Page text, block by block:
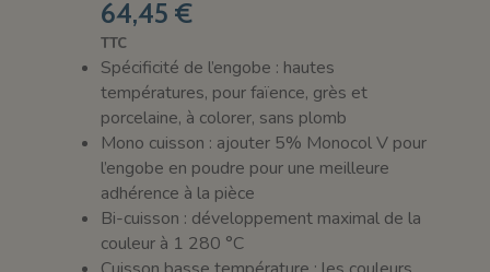
64,45 €
TTC
Spécificité de l’engobe : hautes
températures, pour faïence, grès et
porcelaine, à colorer, sans plomb
Mono cuisson : ajouter 5% Monocol V pour
l’engobe en poudre pour une meilleure
adhérence à la pièce
Bi-cuisson : développement maximal de la
couleur à 1 280 °C